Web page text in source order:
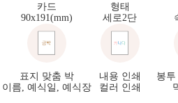
카드
90x191(mm)
형태
세로2단
표지 맞춤 박
이름, 예식일, 예식장
내용 인쇄
컬러 인쇄
봉투